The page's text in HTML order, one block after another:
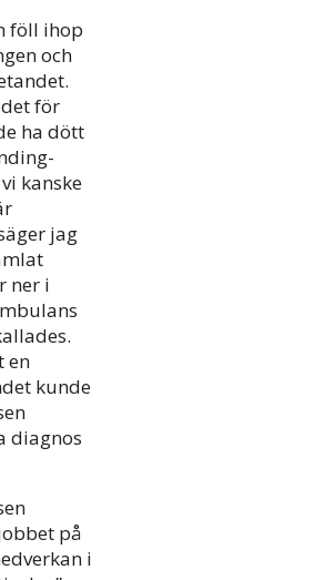
föll ihop
och
för
ha dött
kanske
jag
ner i
en
kunde
diagnos
på
i